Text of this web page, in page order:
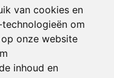
van cookies en
om
onze website
inhoud en